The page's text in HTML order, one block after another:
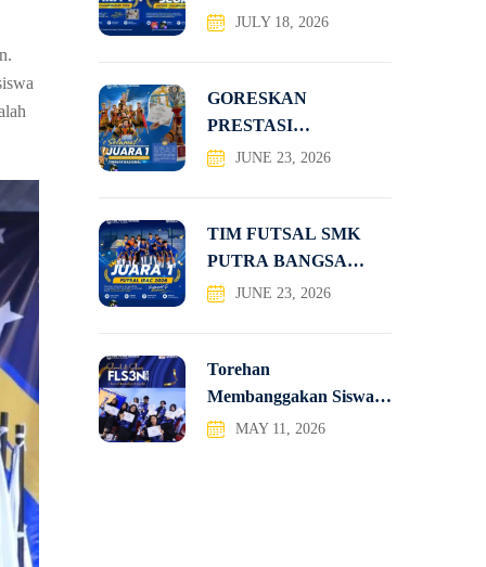
KOMPETISI
JULY 18, 2026
GORESKAN
PRESTASI
NASIONAL, TIM
JUNE 23, 2026
TIM FUTSAL SMK
PUTRA BANGSA
JUARA 1
JUNE 23, 2026
Torehan
Membanggakan Siswa-
Siswi SMK Putra
MAY 11, 2026